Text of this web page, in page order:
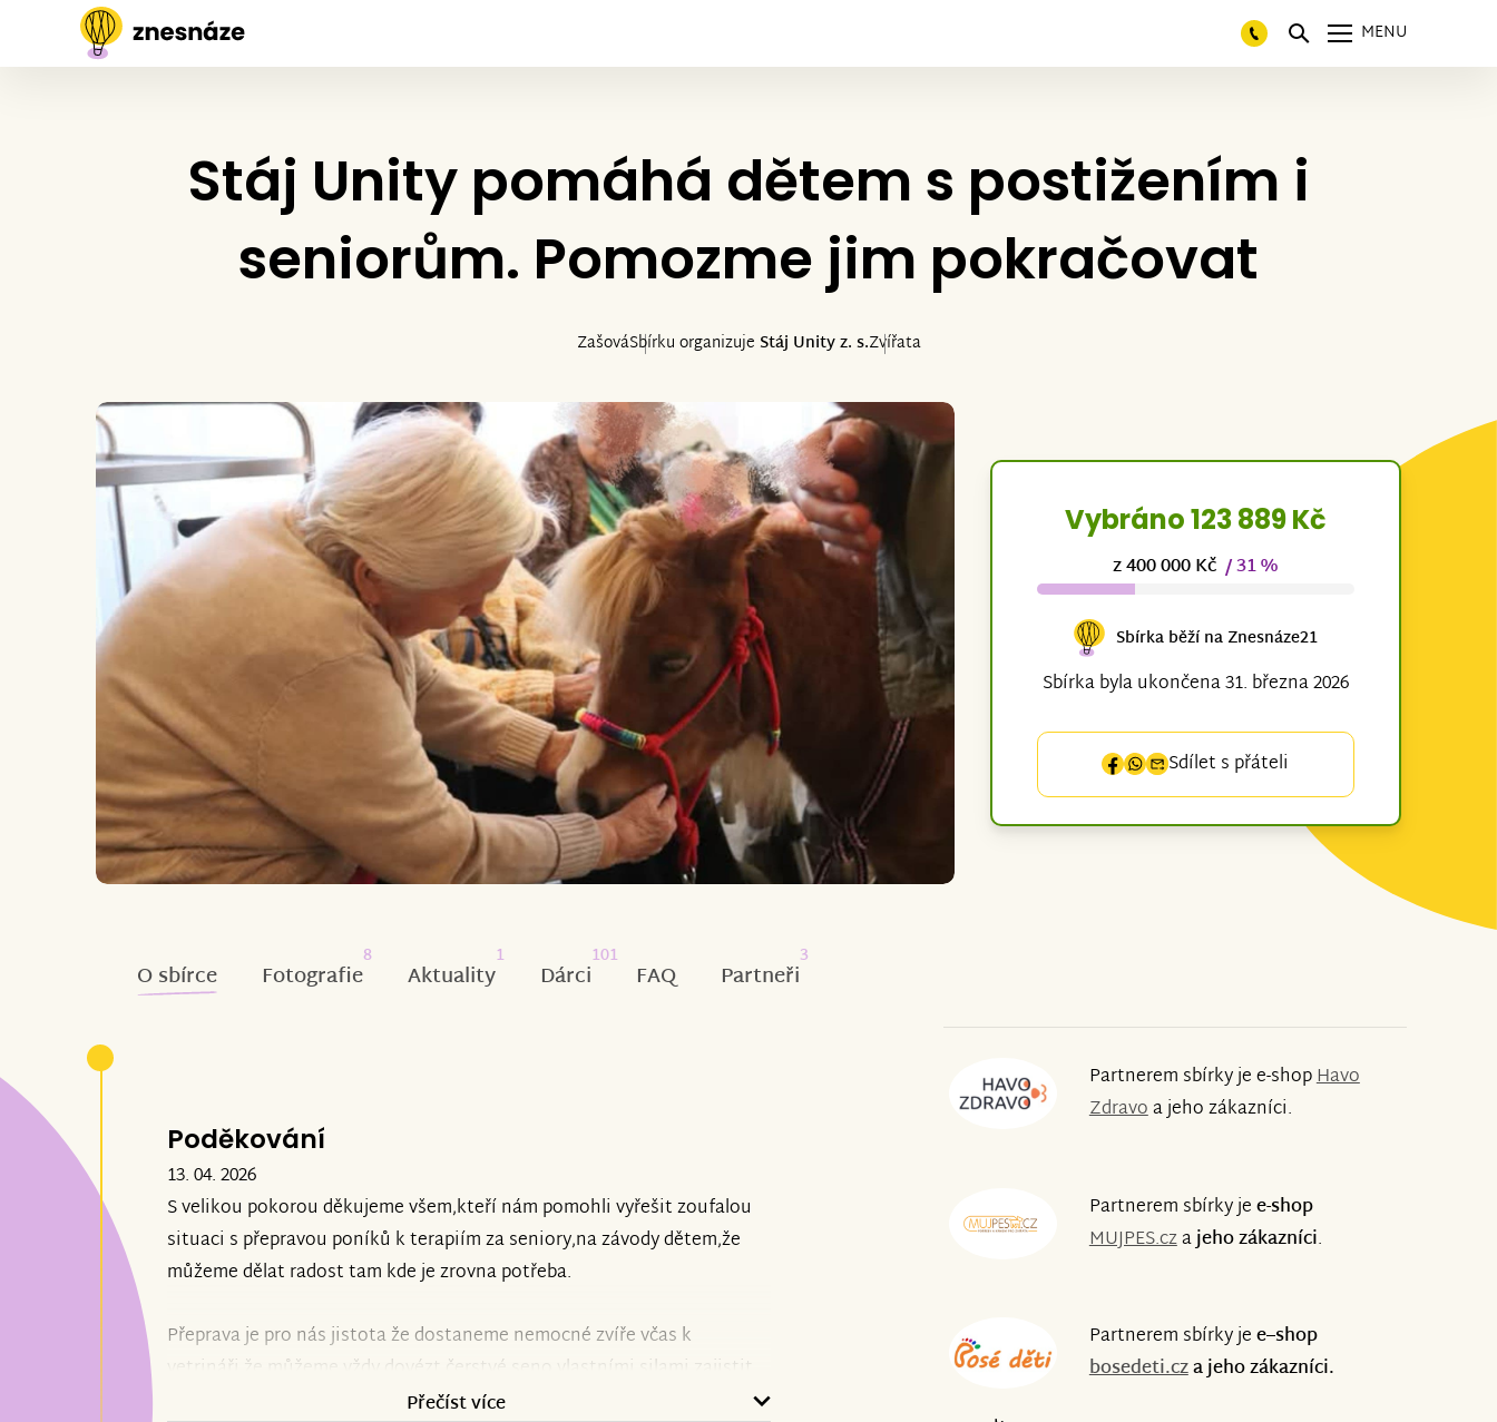
MENU
Stáj Unity pomáhá dětem s postižením i
seniorům. Pomozme jim pokračovat
ZašováSbírku organizuje Stáj Unity z. s.Zvířata
Vybráno 123 889 Kč
z 400 000 Kč/ 31 %
Sbírka běží na Znesnáze21
Sbírka byla ukončena 31. března 2026
Sdílet s přáteli
O sbírce Fotografie
8
Aktuality
1
Dárci
101
FAQ Partneři
3
Poděkování
13. 04. 2026
S velikou pokorou děkujeme všem,kteří nám pomohli vyřešit zoufalou
situaci s přepravou poníků k terapiím za seniory,na závody dětem,že
můžeme dělat radost tam kde je zrovna potřeba.
Přeprava je pro nás jistota že dostaneme nemocné zvíře včas k
vetrináři,že můžeme vždy dovézt čerstvé seno,vlastními silami zajistit
chod stáje,která zároveň funguje jako azyl pro stará a bezprizorní
Přečíst více
Partnerem sbírky je e-shopHavo
Zdravoa jeho zákazníci.
Partnerem sbírky jee-shop
MUJPES.czajeho zákazníci.
Partnerem sbírky jee–shop
bosedeti.cza jeho zákazníci.